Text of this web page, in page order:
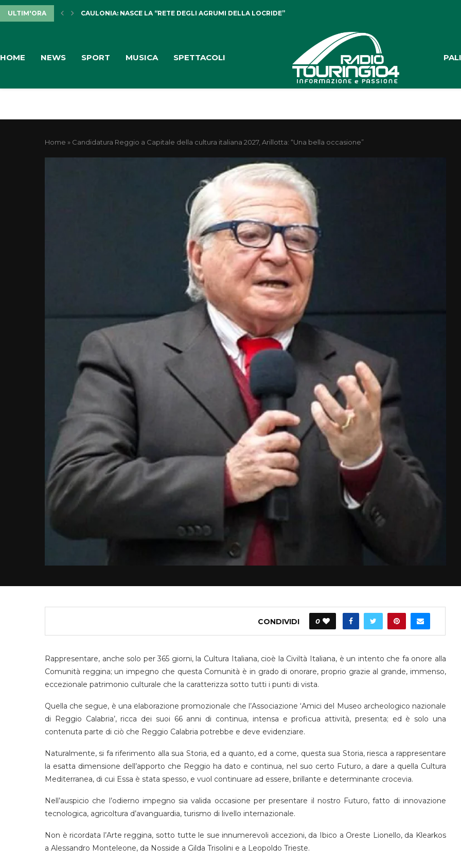
ULTIM'ORA CAULONIA: NASCE LA “RETE DEGLI AGRUMI DELLA LOCRIDE”
HOME NEWS SPORT MUSICA SPETTACOLI
Home » Candidatura Reggio a Capitale della cultura italiana 2027, Arillotta: “Una bella occasione”
CONDIVIDI 0
Rappresentare, anche solo per 365 giorni, la Cultura Italiana, cioè la Civiltà Italiana, è un intento che fa onore alla
Comunità reggina; un impegno che questa Comunità è in grado di onorare, proprio grazie al grande, immenso,
eccezionale patrimonio culturale che la caratterizza sotto tutti i punti di vista.
Quella che segue, è una elaborazione promozionale che l’Associazione ‘Amici del Museo archeologico nazionale
di Reggio Calabria’, ricca dei suoi 66 anni di continua, intensa e proficua attività, presenta; ed è solo una
contenuta parte di ciò che Reggio Calabria potrebbe e deve evidenziare.
Naturalmente, si fa riferimento alla sua Storia, ed a quanto, ed a come, questa sua Storia, riesca a rappresentare
la esatta dimensione dell’apporto che Reggio ha dato e continua, nel suo certo Futuro, a dare a quella Cultura
Mediterranea, di cui Essa è stata spesso, e vuol continuare ad essere, brillante e determinante crocevia.
Nell’auspicio che l’odierno impegno sia valida occasione per presentare il nostro Futuro, fatto di innovazione
tecnologica, agricoltura d’avanguardia, turismo di livello internazionale.
Non è ricordata l’Arte reggina, sotto tutte le sue innumerevoli accezioni, da Ibico a Oreste Lionello, da Klearkos
a Alessandro Monteleone, da Nosside a Gilda Trisolini e a Leopoldo Trieste.